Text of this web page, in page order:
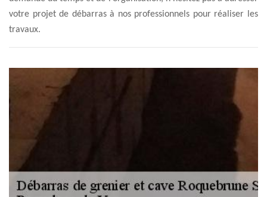
votre projet de débarras à nos professionnels pour réaliser les
travaux.